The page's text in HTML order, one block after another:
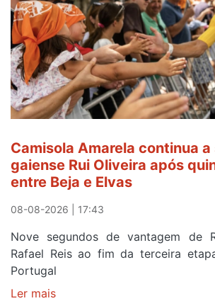
Camisola Amarela continua a
gaiense Rui Oliveira após
entre Beja e Elvas
08-08-2026 | 17:43
Nove segundos de vantagem de
Rafael Reis ao fim da terceira
Portugal
Ler mais